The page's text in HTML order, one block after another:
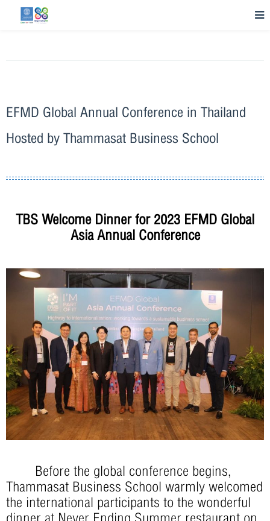
EFMD Global Annual Conference in Thailand
Hosted by Thammasat Business School
TBS Welcome Dinner for 2023 EFMD Global
Asia Annual Conference
Before the global conference begins,
Thammasat Business School warmly welcomed
the international participants to the wonderful